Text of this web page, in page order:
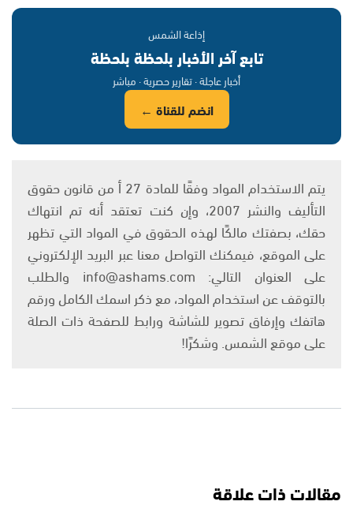
إذاعة الشمس
تابع آخر الأخبار بلحظة بلحظة
أخبار عاجلة · تقارير حصرية · مباشر
انضم للقناة ←
يتم الاستخدام المواد وفقًا للمادة 27 أ من قانون حقوق
التأليف والنشر 2007، وإن كنت تعتقد أنه تم انتهاك
حقك، بصفتك مالكًا لهذه الحقوق في المواد التي تظهر
على الموقع، فيمكنك التواصل معنا عبر البريد الإلكتروني
على العنوان التالي: info@ashams.com والطلب
بالتوقف عن استخدام المواد، مع ذكر اسمك الكامل ورقم
هاتفك وإرفاق تصوير للشاشة ورابط للصفحة ذات الصلة
على موقع الشمس. وشكرًا!
مقالات ذات علاقة